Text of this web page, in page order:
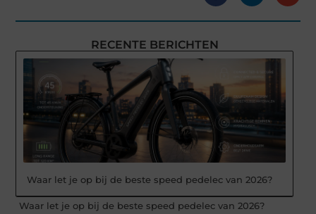
RECENTE BERICHTEN
Waar let je op bij de beste speed pedelec van 2026?
Waar let je op bij de beste speed pedelec van 2026?